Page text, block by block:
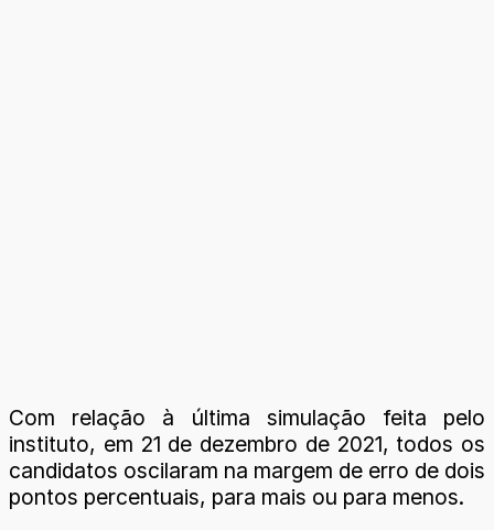
Com relação à última simulação feita pelo
instituto, em 21 de dezembro de 2021, todos os
candidatos oscilaram na margem de erro de dois
pontos percentuais, para mais ou para menos.